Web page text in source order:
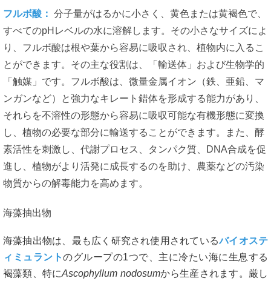
フルボ酸： 分子量がはるかに小さく、黄色または黄褐色で、
すべてのpHレベルの水に溶解します。その小さなサイズによ
り、フルボ酸は根や葉から容易に吸収され、植物内に入るこ
とができます。その主な役割は、「輸送体」および生物学的
「触媒」です。フルボ酸は、微量金属イオン（鉄、亜鉛、マ
ンガンなど）と強力なキレート錯体を形成する能力があり、
それらを不溶性の形態から容易に吸収可能な有機形態に変換
し、植物の必要な部分に輸送することができます。また、酵
素活性を刺激し、代謝プロセス、タンパク質、DNA合成を促
進し、植物がより活発に成長するのを助け、農薬などの汚染
物質からの解毒能力を高めます。
海藻抽出物
海藻抽出物は、最も広く研究され使用されているバイオステ
ィミュラントのグループの1つで、主に冷たい海に生息する
褐藻類、特にAscophyllum nodosumから生産されます。厳し